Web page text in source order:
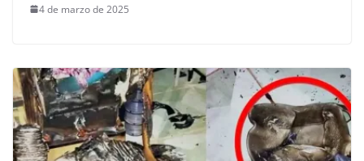
4 de marzo de 2025